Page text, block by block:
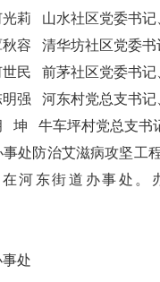
山水社区党委书记
清华坊社区党委书
前茅社区党委书记
河东村党总支书记
坤
牛车坪村党总支书
处防治艾滋病攻坚工
河东街道办事处。
州
处